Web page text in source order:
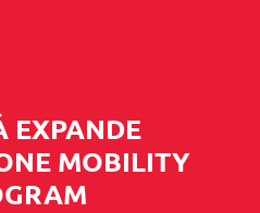
EXPANDE
MOBILITY